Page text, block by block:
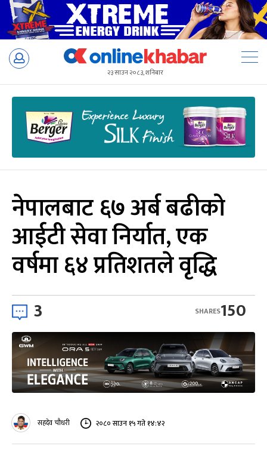
Skip
२३ साउन २०८३, शनिबार
नेपालबाट ६७ अर्ब बढीको
आईटी सेवा निर्यात, एक
वर्षमा ६४ प्रतिशतले वृद्धि
3 150
SHARES
सहदेव चौधरी २०८० साउन १५ गते १४:४२